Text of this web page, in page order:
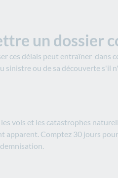
un dossier
ces délais peut entraîner dans
ou de sa découverte s'il
vols et les catastrophes
Comptez 30 jours